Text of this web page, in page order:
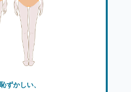
ずかしい、